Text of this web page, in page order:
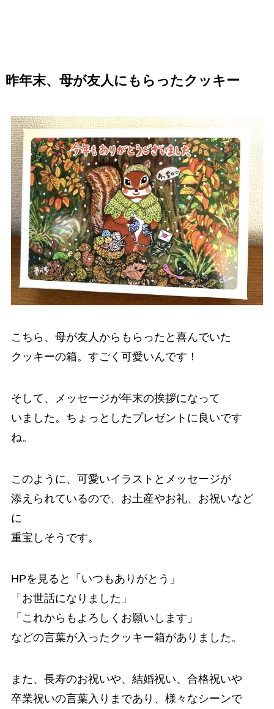
昨年末、母が友人にもらったクッキー
こちら、母が友人からもらったと喜んでいた
クッキーの箱。すごく可愛いんです！
そして、メッセージが年末の挨拶になって
いました。ちょっとしたプレゼントに良いです
ね。
このように、可愛いイラストとメッセージが
添えられているので、お土産やお礼、お祝いなど
に
重宝しそうです。
HPを見ると「いつもありがとう」
「お世話になりました」
「これからもよろしくお願いします」
などの言葉が入ったクッキー箱がありました。
また、長寿のお祝いや、結婚祝い、合格祝いや
卒業祝いの言葉入りまであり、様々なシーンで